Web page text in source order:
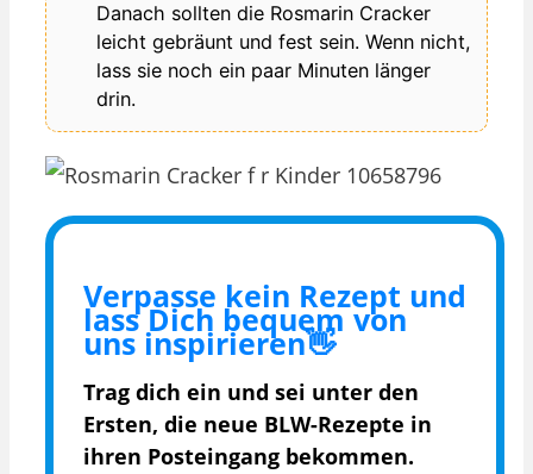
Danach sollten die Rosmarin Cracker
leicht gebräunt und fest sein. Wenn nicht,
lass sie noch ein paar Minuten länger
drin.
Verpasse kein Rezept und
lass Dich bequem von
uns inspirieren👋
Trag dich ein und sei unter den
Ersten, die neue BLW-Rezepte in
ihren Posteingang bekommen.